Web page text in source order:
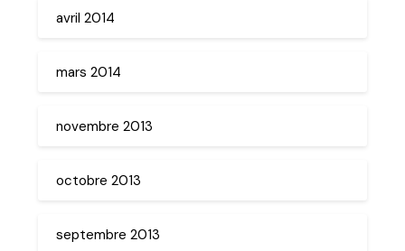
avril 2014
mars 2014
novembre 2013
octobre 2013
septembre 2013